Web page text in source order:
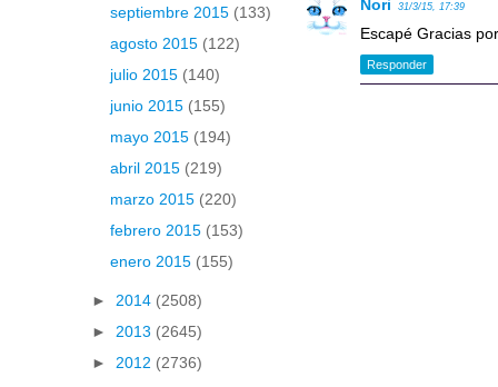
Nori 31/3/15, 17:39
Escapé Gracias
Responder
septiembre 2015 (133)
agosto 2015 (122)
julio 2015 (140)
junio 2015 (155)
mayo 2015 (194)
abril 2015 (219)
marzo 2015 (220)
febrero 2015 (153)
enero 2015 (155)
► 2014 (2508)
► 2013 (2645)
► 2012 (2736)